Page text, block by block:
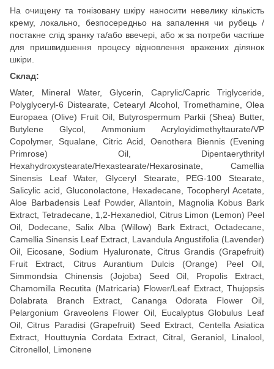
На очищену та тонізовану шкіру наносити невелику кількість
крему, локально, безпосередньо на запалення чи рубець /
постакне слід зранку та/або ввечері, або ж за потреби частіше
для пришвидшення процесу відновлення вражених ділянок
шкіри.
Склад:
Water, Mineral Water, Glycerin, Caprylic/Capric Triglyceride,
Polyglyceryl-6 Distearate, Cetearyl Alcohol, Tromethamine, Olea
Europaea (Olive) Fruit Oil, Butyrospermum Parkii (Shea) Butter,
Butylene Glycol, Ammonium Acryloyidimethyltaurate/VP
Copolymer, Squalane, Citric Acid, Oenothera Biennis (Evening
Primrose) Oil, Dipentaerythrityl
Hexahydroxystearate/Hexastearate/Hexarosinate, Camellia
Sinensis Leaf Water, Glyceryl Stearate, PEG-100 Stearate,
Salicylic acid, Gluconolactone, Hexadecane, Tocopheryl Acetate,
Aloe Barbadensis Leaf Powder, Allantoin, Magnolia Kobus Bark
Extract, Tetradecane, 1,2-Hexanediol, Citrus Limon (Lemon) Peel
Oil, Dodecane, Salix Alba (Willow) Bark Extract, Octadecane,
Camellia Sinensis Leaf Extract, Lavandula Angustifolia (Lavender)
Oil, Eicosane, Sodium Hyaluronate, Citrus Grandis (Grapefruit)
Fruit Extract, Citrus Aurantium Dulcis (Orange) Peel Oil,
Simmondsia Chinensis (Jojoba) Seed Oil, Propolis Extract,
Chamomilla Recutita (Matricaria) Flower/Leaf Extract, Thujopsis
Dolabrata Branch Extract, Cananga Odorata Flower Oil,
Pelargonium Graveolens Flower Oil, Eucalyptus Globulus Leaf
Oil, Citrus Paradisi (Grapefruit) Seed Extract, Centella Asiatica
Extract, Houttuynia Cordata Extract, Citral, Geraniol, Linalool,
Citronellol, Limonene